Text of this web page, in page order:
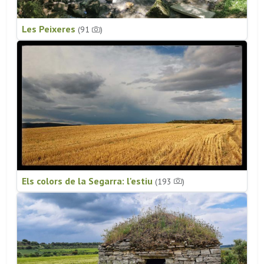
Les Peixeres (91 )
Els colors de la Segarra: l'estiu (193 )